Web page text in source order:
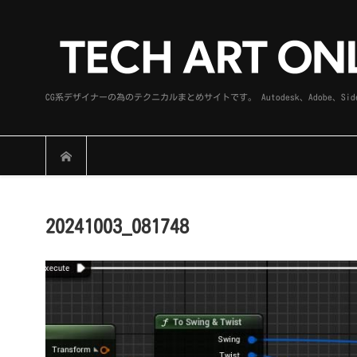
CG系デザイナーの為のテクニカルまとめサイトです。 Autodesk、Adobe、
20241003_081748